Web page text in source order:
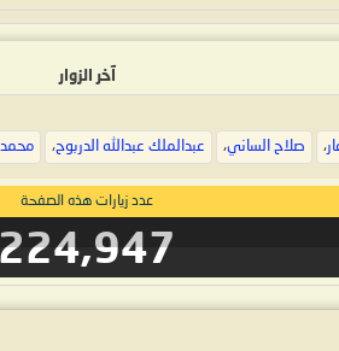
آخر الزوار
، صلاح الساني، عبدالملك عبدالله الدربوح، محمد
عدد زيارات هذه الصفحة
224,947